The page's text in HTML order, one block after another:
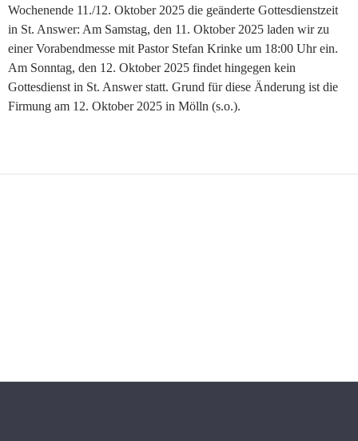
Wochenende 11./12. Oktober 2025 die geänderte Gottesdienstzeit
in St. Answer: Am Samstag, den 11. Oktober 2025 laden wir zu
einer Vorabendmesse mit Pastor Stefan Krinke um 18:00 Uhr ein.
Am Sonntag, den 12. Oktober 2025 findet hingegen kein
Gottesdienst in St. Answer statt. Grund für diese Änderung ist die
Firmung am 12. Oktober 2025 in Mölln (s.o.).